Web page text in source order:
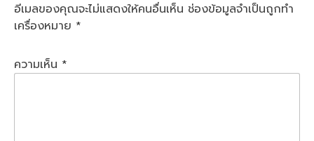
อีเมลของคุณจะไม่แสดงให้คนอื่นเห็น ช่องข้อมูลจำเป็นถูกทำ
เครื่องหมาย *
ความเห็น *